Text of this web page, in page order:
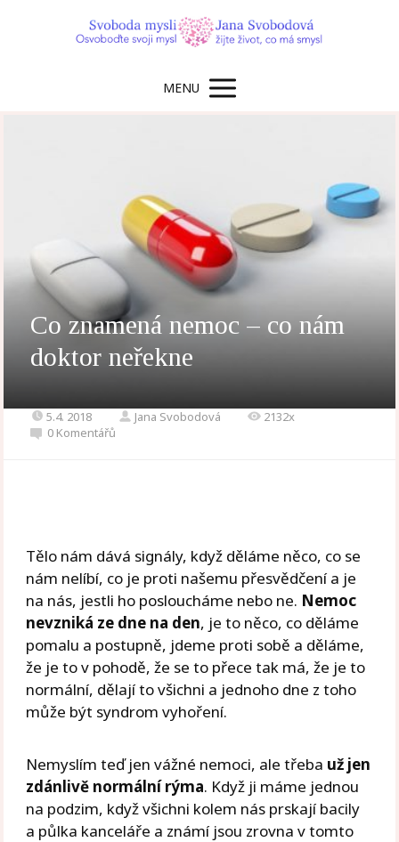
MENU
Co znamená nemoc – co nám
doktor neřekne
5.4. 2018 Jana Svobodová
2132x
0 Komentářů
Tělo nám dává signály, když děláme něco, co se
nám nelíbí, co je proti našemu přesvědčení a je
na nás, jestli ho posloucháme nebo ne. Nemoc
nevzniká ze dne na den, je to něco, co děláme
pomalu a postupně, jdeme proti sobě a děláme,
že je to v pohodě, že se to přece tak má, že je to
normální, dělají to všichni a jednoho dne z toho
může být syndrom vyhoření.
Nemyslím teď jen vážné nemoci, ale třeba už jen
zdánlivě normální rýma. Když ji máme jednou
na podzim, když všichni kolem nás prskají bacily
a půlka kanceláře a známí jsou zrovna v tomto